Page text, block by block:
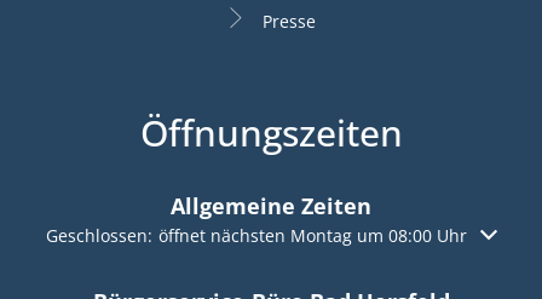
Presse
Öffnungszeiten
Allgemeine Zeiten
Klicken, um weitere Öffnungs- oder Schließzeiten
Geschlossen: öffnet nächsten Montag um 08:00 Uhr